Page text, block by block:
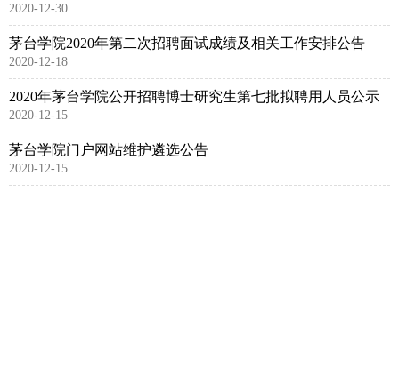
2020-12-30
茅台学院2020年第二次招聘面试成绩及相关工作安排公告
2020-12-18
2020年茅台学院公开招聘博士研究生第七批拟聘用人员公示
2020-12-15
茅台学院门户网站维护遴选公告
2020-12-15